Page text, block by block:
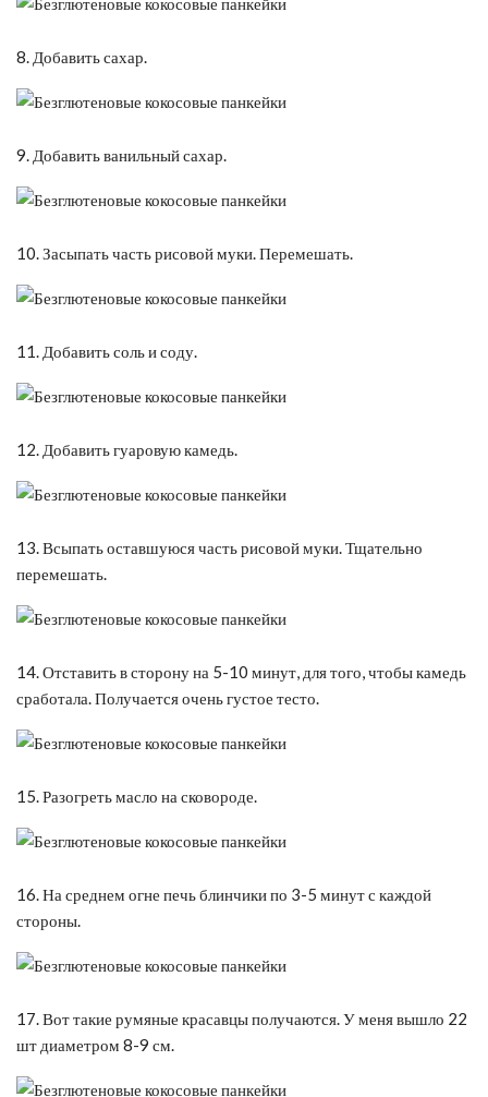
8. Добавить сахар.
9. Добавить ванильный сахар.
10. Засыпать часть рисовой муки. Перемешать.
11. Добавить соль и соду.
12. Добавить гуаровую камедь.
13. Всыпать оставшуюся часть рисовой муки. Тщательно
перемешать.
14. Отставить в сторону на 5-10 минут, для того, чтобы камедь
сработала. Получается очень густое тесто.
15. Разогреть масло на сковороде.
16. На среднем огне печь блинчики по 3-5 минут с каждой
стороны.
17. Вот такие румяные красавцы получаются. У меня вышло 22
шт диаметром 8-9 см.